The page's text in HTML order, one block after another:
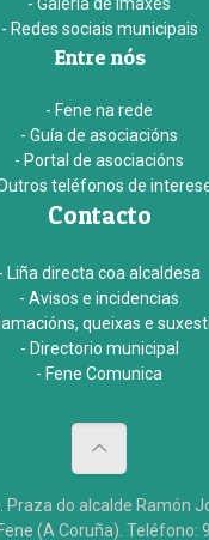
- Galería de imaxes
- Redes sociais municipais
Entre nós
- Fene na rede
- Guía de asociacións
- Portal de asociacións
teléfonos de
Contacto
- Liña directa coa alcaldesa
- Avisos e incidencias
queixas e
- Directorio municipal
- Fene Comunica
do alcalde Ramón
(A Coruña). Teléfono: